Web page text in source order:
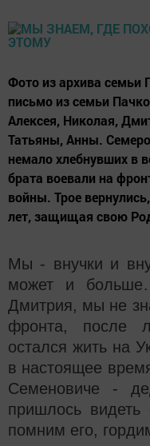
Фото из архива
письмо из семьи
Алексея, Николая,
Татьяны, Анны.
немало хлебнувших в
брата воевали на
войны. Трое
лет, защищая свою
Мы - внучки и
может и
Дмитрия, мы не
фронта, после
остался жить на
в настоящее
Семеновиче -
пришлось
помним его,